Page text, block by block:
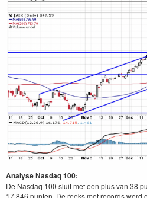
Analyse Nasdaq 100:
De Nasdaq 100 sluit met een plus van 38
17.846 punten. De reeks met records werd